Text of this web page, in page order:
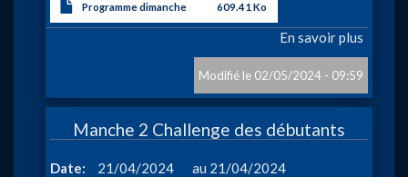
Programme dimanche 609.41 Ko
En savoir plus
Grand
02/05/2024 - 09:59
Manche 2 Challenge des débutants
Date 21/04/2024 à
21/04/2024